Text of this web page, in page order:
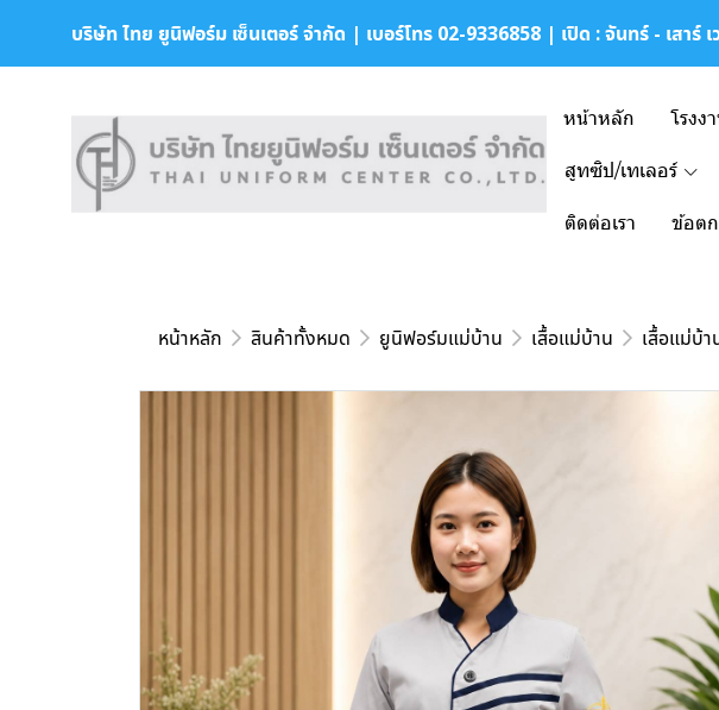
บริษัท ไทย ยูนิฟอร์ม เซ็นเตอร์ จำกัด | เบอร์โทร 02-9336858 | เปิด : จันทร์ - เสาร์
หน้าหลัก โรงง
สูทซิป/เทเลอร์
ติดต่อเรา ข้อตก
หน้าหลัก สินค้าทั้งหมด ยูนิฟอร์มแม่บ้าน เสื้อแม่บ้าน เสื้อแม่บ้